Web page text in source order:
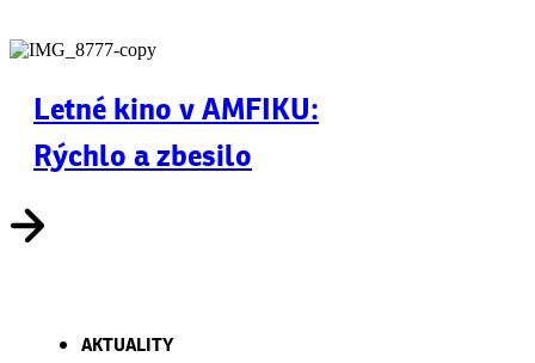
Letné kino v AMFIKU:
Rýchlo a zbesilo
AKTUALITY